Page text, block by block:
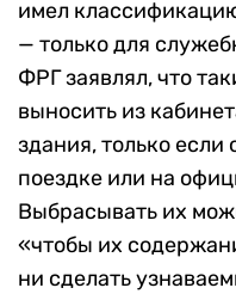
имел
— только для
ФРГ заявлял, что
выносить из
здания, только
поездке или на
Выбрасывать их
«чтобы их
ни сделать